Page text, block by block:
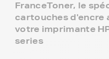
FranceToner, le
cartouches d'encre
votre imprimante
series